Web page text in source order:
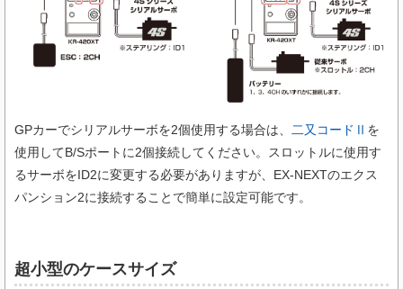
GPカーでシリアルサーボを2個使用する場合は、 二又コードⅡ を
使用してB/Sポートに2個接続してください。スロットルに使用す
るサーボをID2に変更する必要がありますが、EX-NEXTのエクス
パンション2に接続することで簡単に設定可能です。
超小型のケースサイズ